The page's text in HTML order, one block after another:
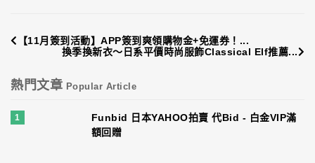
【11月簽到活動】APP簽到爽領購物金+免運券！...
換季換新衣～日系平價時尚服飾Classical Elf推薦...
熱門文章 Popular Article
1
Funbid 日本YAHOO拍賣 代Bid - 白金VIP滿
額回贈